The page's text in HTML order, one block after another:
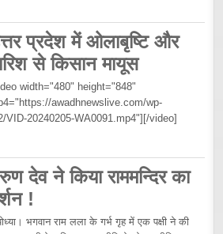
प्रदेश में ओलाबृष्टि और
से किसान मायूस
width="480" height="848"
awadhnewslive.com/wp-
VID-20240205-WA0091.mp4"][/video]
देव ने किया राममन्दिर का
!
भगवान राम लला के गर्भ गृह में एक पक्षी ने की